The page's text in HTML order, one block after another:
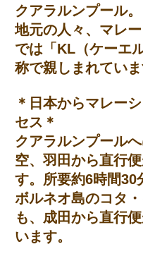
クアラルンプール。
地元の人々、マレ
では「KL（ケーエ
称で親しまれていま
＊日本からマレー
セス＊
クアラルンプール
空、羽田から直行
す。所要約6時間30
ボルネオ島のコタ
も、成田から直行
います。